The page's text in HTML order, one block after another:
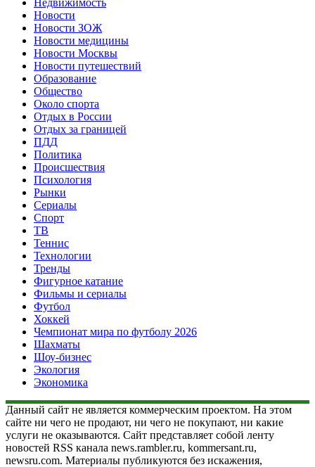
Новости
Новости ЗОЖ
Новости медицины
Новости Москвы
Новости путешествий
Образование
Общество
Около спорта
Отдых в России
Отдых за границей
ПДД
Политика
Происшествия
Психология
Рынки
Сериалы
Спорт
ТВ
Теннис
Технологии
Тренды
Фигурное катание
Фильмы и сериалы
Футбол
Хоккей
Чемпионат мира по футболу 2026
Шахматы
Шоу-бизнес
Экология
Экономика
Данный сайт не является коммерческим проектом. На этом
сайте ни чего не продают, ни чего не покупают, ни какие
услуги не оказываются. Сайт представляет собой ленту
новостей RSS канала news.rambler.ru, kommersant.ru,
newsru.com. Материалы публикуются без искажения,